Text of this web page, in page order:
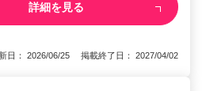
詳細を見る
日： 2026/06/25 掲載終了日： 2027/04/02